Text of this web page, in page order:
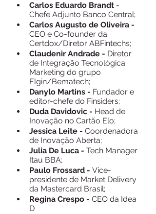
Carlos Eduardo Brandt -
Chefe Adjunto Banco Central;
Carlos Augusto de Oliveira -
CEO e Co-founder da
Certdox/Diretor ABFintechs;
Claudenir Andrade - Diretor
de Integração Tecnológica
Marketing do grupo
Elgin/Bematech;
Danylo Martins - Fundador e
editor-chefe do Finsiders;
Duda Davidovic - Head de
Inovação no Cartão Elo;
Jessica Leite - Coordenadora
de Inovação Aberta;
Julia De Luca - Tech Manager
Itau BBA;
Paulo Frossard - Vice-
presidente de Market Delivery
da Mastercard Brasil;
Regina Crespo - CEO da Idea
D